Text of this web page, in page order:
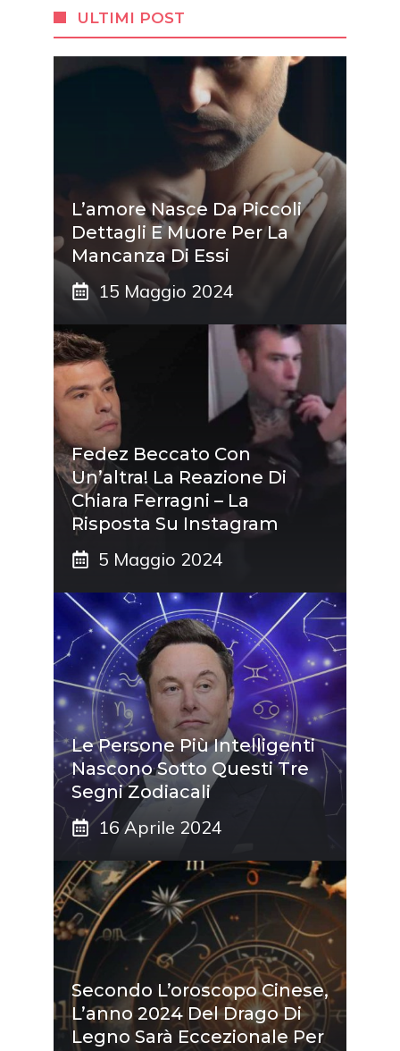
ULTIMI POST
L’amore Nasce Da Piccoli
Dettagli E Muore Per La
Mancanza Di Essi
15 Maggio 2024
Fedez Beccato Con
Un’altra! La Reazione Di
Chiara Ferragni – La
Risposta Su Instagram
5 Maggio 2024
Le Persone Più Intelligenti
Nascono Sotto Questi Tre
Segni Zodiacali
16 Aprile 2024
Secondo L’oroscopo Cinese,
L’anno 2024 Del Drago Di
Legno Sarà Eccezionale Per